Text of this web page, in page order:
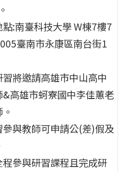
:南臺科技大學 W棟7樓7
臺南市永康區南台街1
將邀請高雄市中山高中
&高雄市蚵寮國中李佳蕙老
與教師可申請公(差)假及
參與研習課程且完成研